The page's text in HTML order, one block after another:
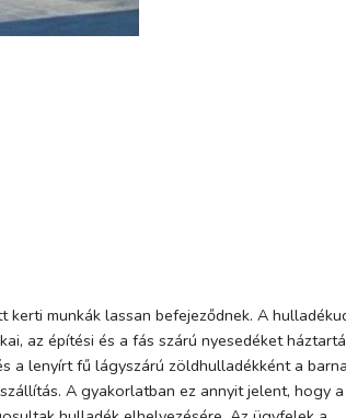
munkák lassan befejeződnek. A
az építési és a fás szárú nyesedéket
a lenyírt fű lágyszárú zöldhulladékként a
A gyakorlatban ez annyit jelent, hogy